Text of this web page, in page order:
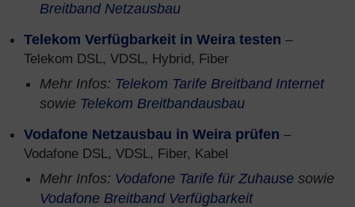
Breitband Netzausbau
Telekom Verfügbarkeit in Weira testen –
Telekom DSL, VDSL, Hybrid, Fiber
Mehr Infos: Telekom Tarife Breitband Internet
sowie Telekom Breitbandausbau
Vodafone Netzausbau in Weira prüfen –
Vodafone DSL, VDSL, Fiber, Kabel
Mehr Infos: Vodafone Tarife für Zuhause sowie
Vodafone Breitband Verfügbarkeit